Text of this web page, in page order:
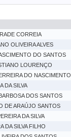
CORREIA
OLIVEIRA ALVES
DO SANTOS
LOURENÇO
DO NASCIMENTO
DA SILVA
DOS SANTOS
DE ARAÚJO SANTOS
DA SILVA
DA SILVA FILHO